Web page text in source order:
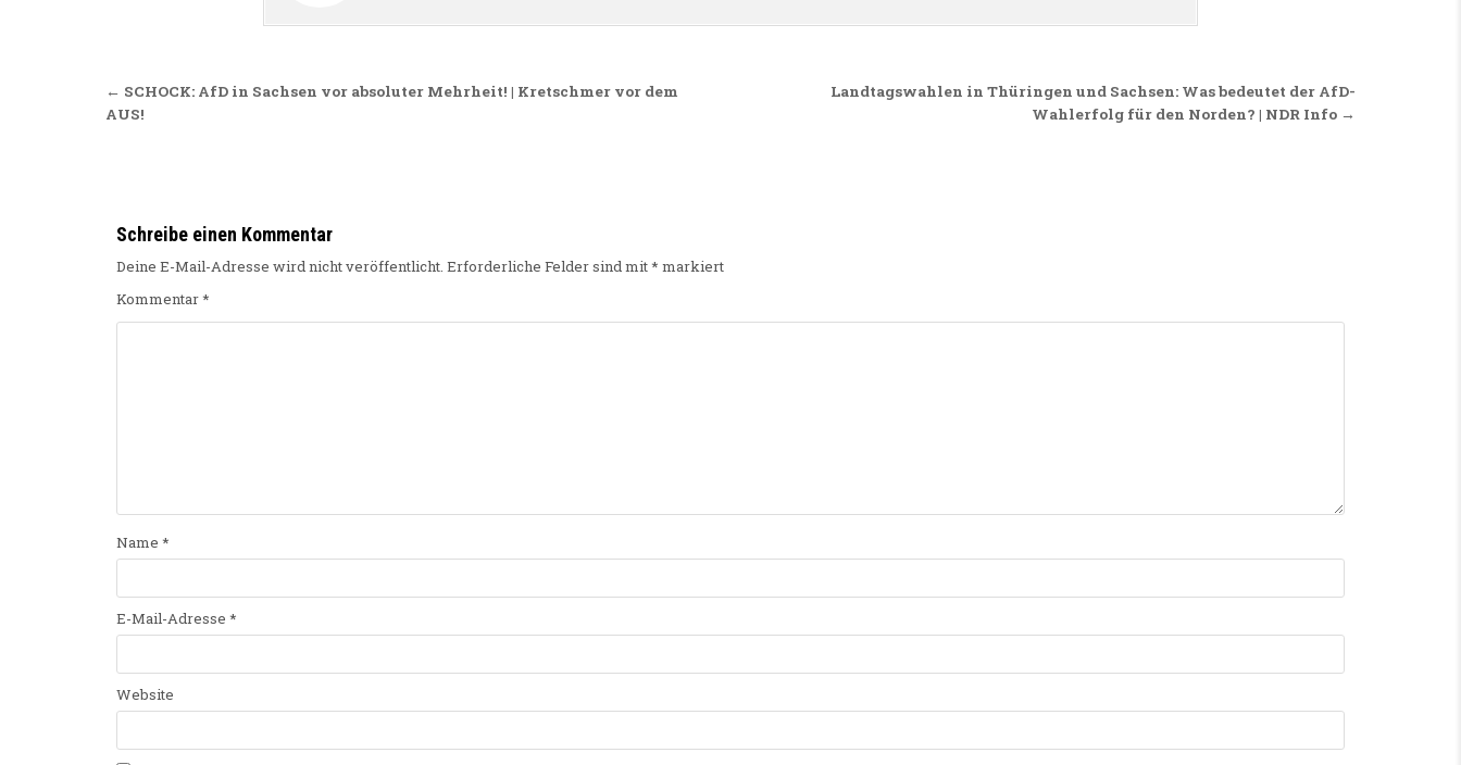
Beitragsnavigation
Landtagswahlen in Thüringen und Sachsen: Was bedeutet der AfD-
Wahlerfolg für den Norden? | NDR Info →
← SCHOCK: AfD in Sachsen vor absoluter Mehrheit! | Kretschmer vor dem
AUS!
Schreibe einen Kommentar
Deine E-Mail-Adresse wird nicht veröffentlicht. Erforderliche Felder sind mit* markiert
Kommentar*
Name *
E-Mail-Adresse *
Website